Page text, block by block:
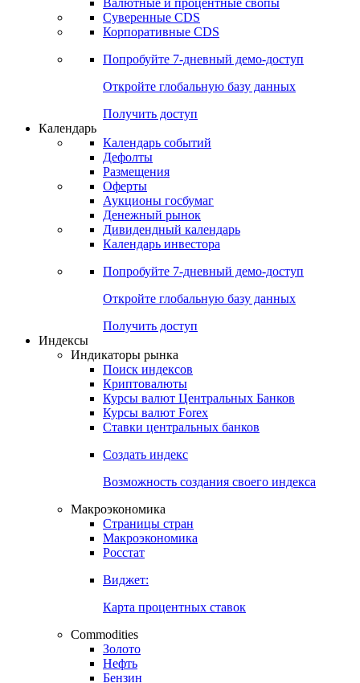
Получить доступ
Деривативы
Валютные и процентные свопы
Корпоративные CDS
Попробуйте7-дневный
Откройте глобальную базу данных
Получить доступ
Календарь
Календарь событий
Дефолты
Размещения
Оферты
Денежный рынок
Календарь инвестора
Попробуйте7-дневный
Откройте глобальную базу данных
Получить доступ
Индикаторы рынка
Поиск индексов
Курсы валют Центральных Банков
Ставки центральных банков
Создать индекс
Возможность создания своего индекса
Страницы стран
Росстат
Виджет:
Карта процентных ставок